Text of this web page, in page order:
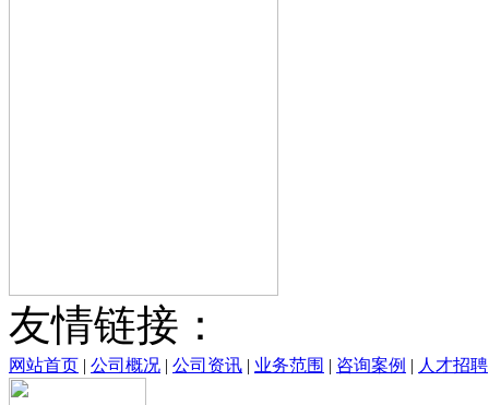
友情链接：
网站首页 | 公司概况 | 公司资讯 | 业务范围 | 咨询案例 | 人才招聘